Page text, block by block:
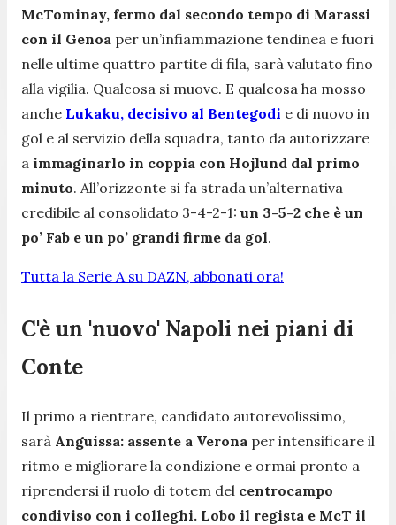
McTominay, fermo dal secondo tempo di Marassi
con il Genoa per un’infiammazione tendinea e fuori
nelle ultime quattro partite di fila, sarà valutato fino
alla vigilia. Qualcosa si muove. E qualcosa ha mosso
anche Lukaku, decisivo al Bentegodi e di nuovo in
gol e al servizio della squadra, tanto da autorizzare
a immaginarlo in coppia con Hojlund dal primo
minuto. All’orizzonte si fa strada un’alternativa
credibile al consolidato 3-4-2-1: un 3-5-2 che è un
po’ Fab e un po’ grandi firme da gol.
Tutta la Serie A su DAZN, abbonati ora!
C'è un 'nuovo' Napoli nei piani di
Conte
Il primo a rientrare, candidato autorevolissimo,
sarà Anguissa: assente a Verona per intensificare il
ritmo e migliorare la condizione e ormai pronto a
riprendersi il ruolo di totem del centrocampo
condiviso con i colleghi. Lobo il regista e McT il